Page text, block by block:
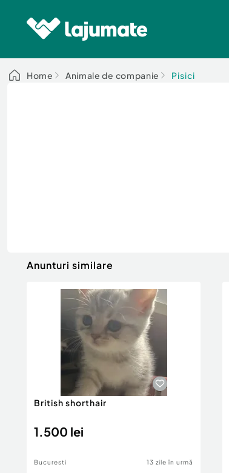
Home Animale de companie Pisici
Anunturi similare
British shorthair
1.500 lei
Bucuresti 13 zile în urmă